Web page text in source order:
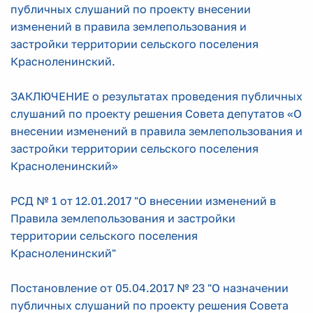
публичных слушаний по проекту внесении
изменений в правила землепользования и
застройки территории сельского поселения
Красноленинский.
ЗАКЛЮЧЕНИЕ о результатах проведения публичных
слушаний по проекту решения Совета депутатов «О
внесении изменений в правила землепользования и
застройки территории сельского поселения
Красноленинский»
РСД № 1 от 12.01.2017 "О внесении изменений в
Правила землепользования и застройки
территории сельского поселения
Красноленинский"
Постановление от 05.04.2017 № 23 "О назначении
публичных слушаний по проекту решения Совета